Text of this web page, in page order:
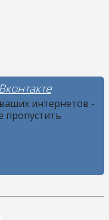
интернетов -
пропустить